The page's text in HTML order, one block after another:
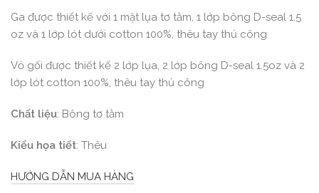
Ga được thiết kế với 1 mặt lụa tơ tằm, 1 lớp bông D-seal 1.5
oz và 1 lớp lót dưới cotton 100%, thêu tay thủ công
Vỏ gối được thiết kế 2 lớp lụa, 2 lớp bông D-seal 1.5oz và 2
lớp lót cotton 100%, thêu tay thủ công
Chất liệu: Bông tơ tằm
Kiểu họa tiết: Thêu
HƯỚNG DẪN MUA HÀNG